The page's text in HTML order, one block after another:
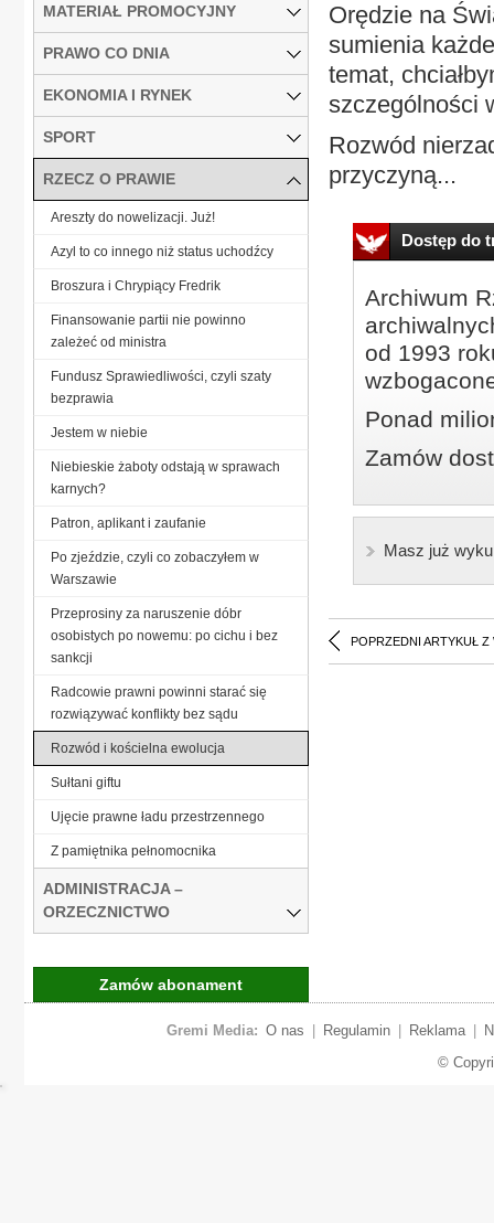
Orędzie na
sumienia
temat,
szczególności
Rozwód
przyczyną...
Dostęp do
Archiwum
od 1993
Ponad
Zamów
Masz już
POPRZEDNI ARTYKUŁ Z
MATERIAŁ PROMOCYJNY
PRAWO CO DNIA
EKONOMIA I RYNEK
SPORT
RZECZ O PRAWIE
Areszty do nowelizacji. Już!
Azyl to co innego niż status uchodźcy
Broszura i Chrypiący Fredrik
Finansowanie partii nie powinno
zależeć od ministra
Fundusz Sprawiedliwości, czyli szaty
bezprawia
Jestem w niebie
Niebieskie żaboty odstają w sprawach
karnych?
Patron, aplikant i zaufanie
Po zjeździe, czyli co zobaczyłem w
Warszawie
Przeprosiny za naruszenie dóbr
osobistych po nowemu: po cichu i bez
sankcji
Radcowie prawni powinni starać się
rozwiązywać konflikty bez sądu
Rozwód i kościelna ewolucja
Sułtani giftu
Ujęcie prawne ładu przestrzennego
Z pamiętnika pełnomocnika
ADMINISTRACJA –
ORZECZNICTWO
Zamów abonament
Gremi Media: O nas Regulamin Reklama
©